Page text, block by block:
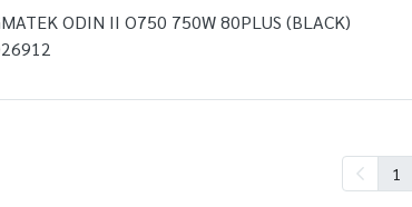
ODIN II O750 750W 80PLUS (BLACK)
1